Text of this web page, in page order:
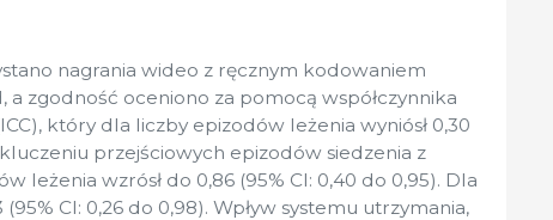
nagrania wideo z ręcznym kodowaniem
a zgodność oceniono za pomocą współczynnika
który dla liczby epizodów leżenia wyniósł 0,30
przejściowych epizodów siedzenia z
leżenia wzrósł do 0,86 (95% CI: 0,40 do 0,95). Dla
(95% CI: 0,26 do 0,98). Wpływ systemu utrzymania,